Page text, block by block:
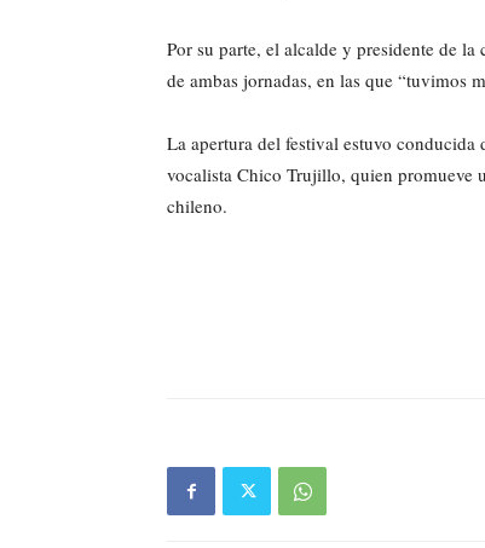
Por su parte, el alcalde y presidente de
de ambas jornadas, en las que “tuvimos
La apertura del festival estuvo
vocalista Chico Trujillo, quien promueve
chileno.